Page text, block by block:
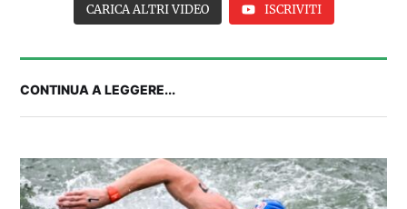
CARICA ALTRI VIDEO ISCRIVITI
CONTINUA A LEGGERE...